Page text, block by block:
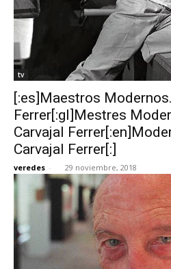
tv
[:es]Maestros
Ferrer[:gl]Mestres
Carvajal
Carvajal Ferrer[:]
veredes - 29 noviembre, 2018